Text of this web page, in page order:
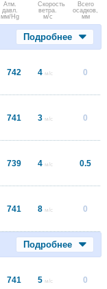
Атм.
давл.
мм/Hg
Скорость
ветра.
м/с
Всего
осадков,
мм
Подробнее
742 4 м/с 0
741 3 м/с 0
739 4 м/с 0.5
741 8 м/с 0
Подробнее
741 5 м/с 0